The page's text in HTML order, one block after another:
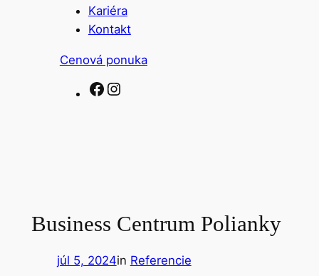
Kariéra
Kontakt
Cenová ponuka
facebook comInstagram
Business Centrum Polianky
júl 5, 2024in Referencie